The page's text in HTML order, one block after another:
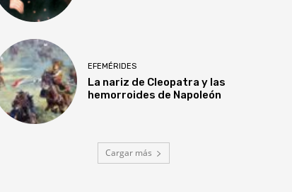
EFEMÉRIDES
La nariz de Cleopatra y las
hemorroides de Napoleón
Cargar más